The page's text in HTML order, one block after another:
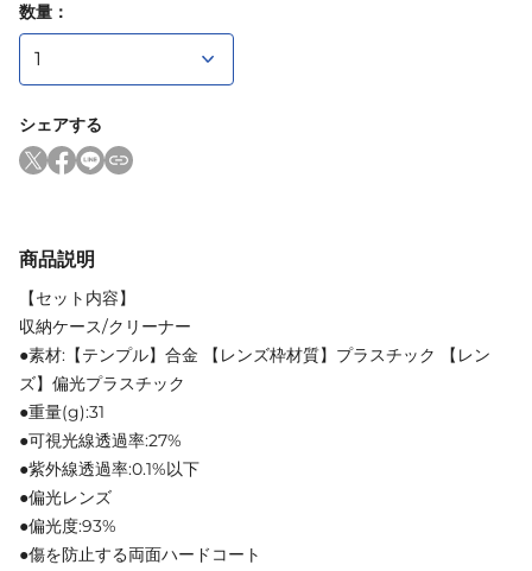
数量：
シェアする
商品説明
【セット内容】
収納ケース/クリーナー
●素材:【テンプル】合金 【レンズ枠材質】プラスチック 【レン
ズ】偏光プラスチック
●重量(g):31
●可視光線透過率:27%
●紫外線透過率:0.1%以下
●偏光レンズ
●偏光度:93%
●傷を防止する両面ハードコート